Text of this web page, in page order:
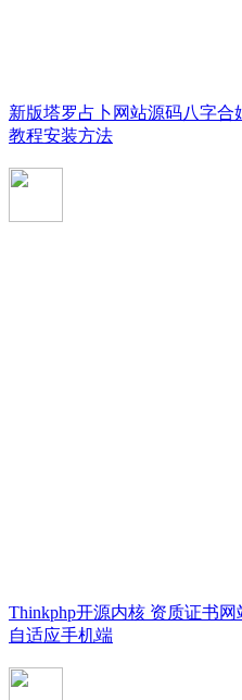
新版塔罗占卜网站源码八字
教程安装方法
Thinkphp开源内核 资质证书
自适应手机端